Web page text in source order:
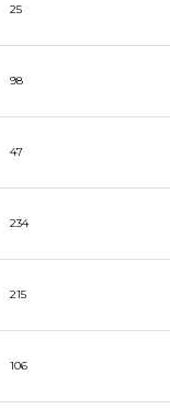
25
98
47
234
215
106